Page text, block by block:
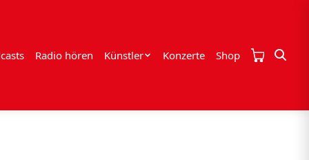
Radio hören Künstler Konzerte Shop